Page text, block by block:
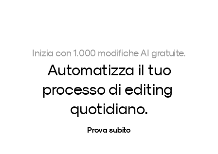
Inizia con 1.000 modifiche AI gratuite.
Automatizza il tuo
processo di editing
quotidiano.
Prova subito